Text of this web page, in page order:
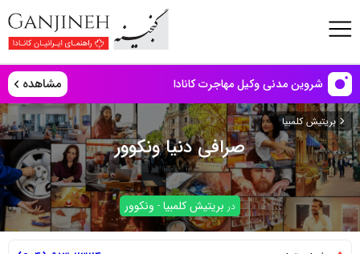
شروین مدنی وکیل مهاجرت کانادا مشاهده
بریتیش کلمبیا
صرافی دنیا ونکوور
در بریتیش کلمبیا - ونکوور